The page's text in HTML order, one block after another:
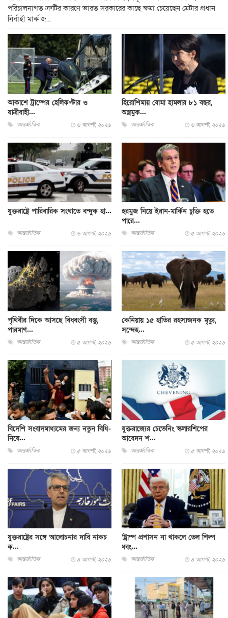
পরিচালনাগত ত্রুটির কারণে ভারত সরকারের কাছে ক্ষমা চেয়েছেন মেটার প্রধান
নির্বাহী মার্ক জ...
আকাশে ট্রাম্পের হেলিকপ্টার ও
যাত্রীবাহী...
আন্তর্জাতিক ৬ আগস্ট, ২০২৬
হিরোশিমায় বোমা হামলার ৮১ বছর,
অস্ত্রমুক...
আন্তর্জাতিক ৬ আগস্ট, ২০২৬
যুক্তরাষ্ট্রে পারিবারিক সংঘাতে বন্দুক হা...
আন্তর্জাতিক ৬ আগস্ট, ২০২৬
হরমুজ নিয়ে ইরান-মার্কিন চুক্তি হতে
পারে...
আন্তর্জাতিক ৫ আগস্ট, ২০২৬
পৃথিবীর দিকে আসছে বিধ্বংসী বস্তু,
পারমাণ...
আন্তর্জাতিক ৫ আগস্ট, ২০২৬
কেনিয়ায় ১৫ হাতির রহস্যজনক মৃত্যু,
সন্দেহ...
আন্তর্জাতিক ৫ আগস্ট, ২০২৬
বিদেশি সংবাদমাধ্যমের জন্য নতুন বিধি-
নিষে...
আন্তর্জাতিক ৫ আগস্ট, ২০২৬
যুক্তরাজ্যের চেভেনিং স্কলারশিপের
আবেদন শ...
আন্তর্জাতিক ৫ আগস্ট, ২০২৬
যুক্তরাষ্ট্রের সঙ্গে আলোচনার দাবি নাকচ
ক...
আন্তর্জাতিক ৪ আগস্ট, ২০২৬
‘ট্রাম্প প্রশাসন না থাকলে তেল শিল্প
ধ্বং...
আন্তর্জাতিক ৪ আগস্ট, ২০২৬